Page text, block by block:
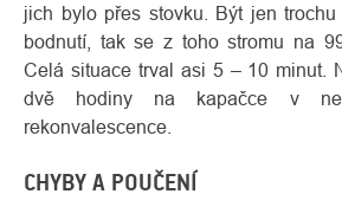
jich bylo přes stovku. Být jen
bodnutí, tak se z toho stromu na
Celá situace trval asi 5 – 10 minut.
dvě hodiny na kapačce v
rekonvalescence.
CHYBY A POUČENÍ